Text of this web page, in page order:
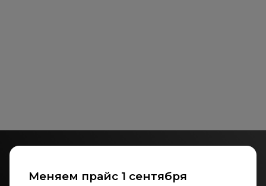
Меняем прайс 1 сентября